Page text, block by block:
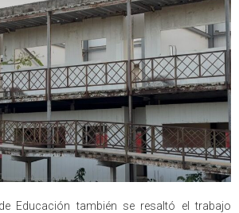
Educación también se resaltó el trabajo